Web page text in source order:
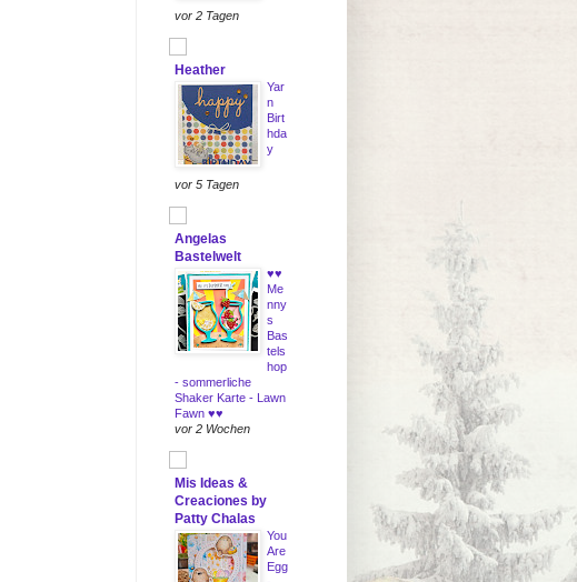
vor 2 Tagen
Heather
Yar
n
Birt
hda
y
vor 5 Tagen
Angelas
Bastelwelt
♥♥
Me
nny
s
Bas
tels
hop
- sommerliche
Shaker Karte - Lawn
Fawn ♥♥
vor 2 Wochen
Mis Ideas &
Creaciones by
Patty Chalas
You
Are
Egg